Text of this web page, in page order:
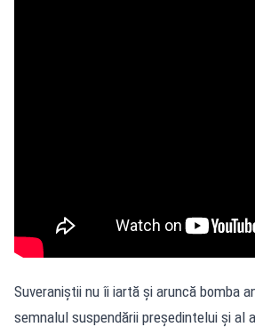
Suveraniștii nu îi iartă și aruncă bomba
semnalul suspendării președintelui și al